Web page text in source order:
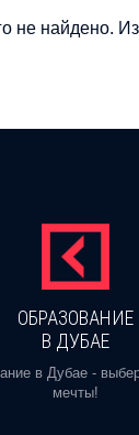
не найдено.
ОБРАЗОВАНИЕ
В ДУБАЕ
в Дубае -
мечты!